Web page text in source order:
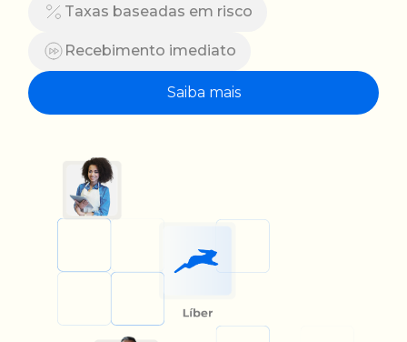
Taxas baseadas em risco
Recebimento imediato
Saiba mais